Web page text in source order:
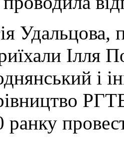
Удальцова,
і
ранку